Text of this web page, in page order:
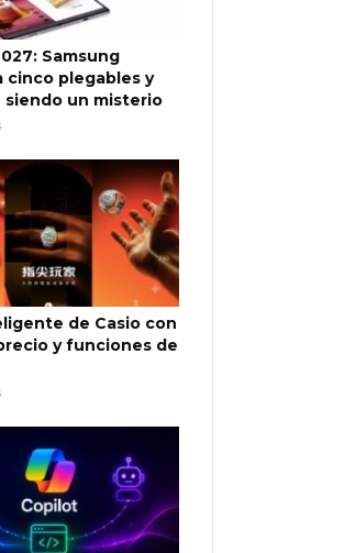
Samsung
cinco plegables y
siendo un misterio
de Casio con
y funciones de